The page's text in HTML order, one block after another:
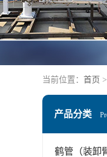
当前位置： 首页 >
产品分类
鹤管（装卸